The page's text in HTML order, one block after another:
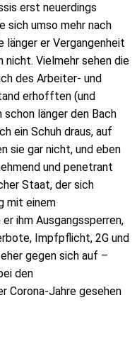
erst neuerdings
sich umso mehr nach
länger er Vergangenheit
Vielmehr sehen die
des Arbeiter- und
erhofften (und
schon länger den Bach
ein Schuh draus, auf
sie gar nicht, und eben
und penetrant
Staat, der sich
mit einem
ihm Ausgangssperren,
Impfpflicht, 2G und
gegen sich auf –
den
Corona-Jahre gesehen